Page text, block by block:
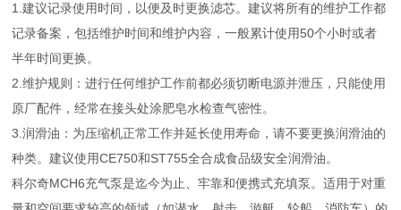
1.建议记录使用时间，以便及时更换滤芯。建议将所有的维护工作都
记录备案，包括维护时间和维护内容，一般累计使用50个小时或者
半年时间更换。
2.维护规则：进行任何维护工作前都必须切断电源并泄压，只能使用
原厂配件，经常在接头处涂肥皂水检查气密性。
3.润滑油：为压缩机正常工作并延长使用寿命，请不要更换润滑油的
种类。建议使用CE750和ST755全合成食品级安全润滑油。
科尔奇MCH6充气泵是迄今为止、牢靠和便携式充填泵。适用于对重